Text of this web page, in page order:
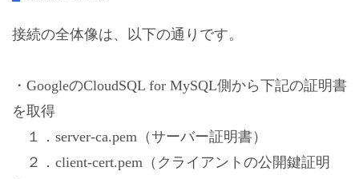
接続の全体像は、以下の通りです。
・GoogleのCloudSQL for MySQL側から下記の証明書
を取得
１．server-ca.pem（サーバー証明書）
２．client-cert.pem（クライアントの公開鍵証明